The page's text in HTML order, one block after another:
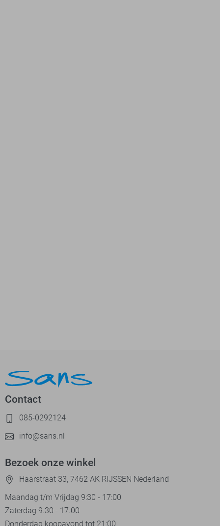
Contact
085-0292124
info@sans.nl
Bezoek onze winkel
Haarstraat 33, 7462 AK RIJSSEN Nederland
Maandag t/m Vrijdag 9:30 - 17:00
Zaterdag 9.30 - 17.00
Donderdag koopavond tot 21:00